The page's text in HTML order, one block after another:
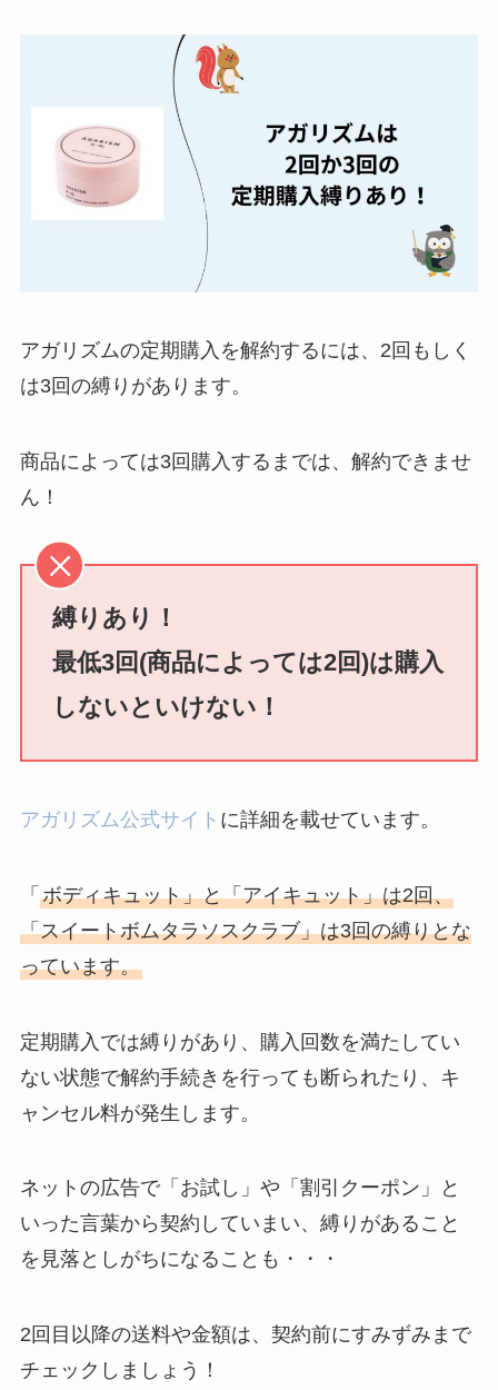
ベストタイミングを
詳しく解説！
ユンス美容液の解約
まとめ！電話が繋が
らない時の裏ワザ
Sivorune(シボルネ)
する方法を完全攻略
アガリズムの定期購入を解約するには、2回もしく
は3回の縛りがあります。
商品によっては3回購入するまでは、解約できませ
ん！
縛りあり！
最低3回(商品によっては2回)は購入
しないといけない！
アガリズム公式サイト に詳細を載せています。
「 ボディキュット」と「アイキュット」は2回、
「スイートボムタラソスクラブ」は3回の縛りとな
っています。
定期購入では縛りがあり、購入回数を満たしてい
ない状態で解約手続きを行っても断られたり、キ
ャンセル料が発生します。
ネットの広告で「お試し」や「割引クーポン」と
いった言葉から契約していまい、縛りがあること
を見落としがちになることも・・・
2回目以降の送料や金額は、契約前にすみずみまで
チェックしましょう！